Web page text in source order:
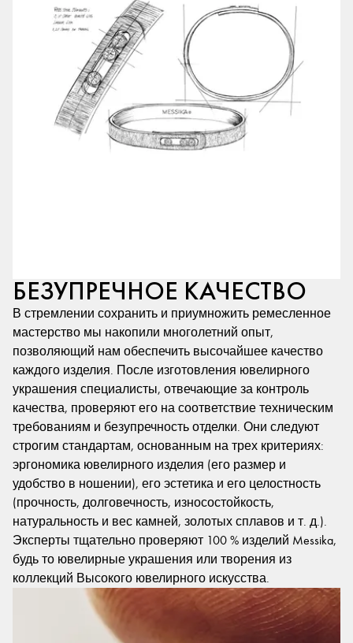
БЕЗУПРЕЧНОЕ КАЧЕСТВО
В стремлении сохранить и приумножить ремесленное
мастерство мы накопили многолетний опыт,
позволяющий нам обеспечить высочайшее качество
каждого изделия. После изготовления ювелирного
украшения специалисты, отвечающие за контроль
качества, проверяют его на соответствие техническим
требованиям и безупречность отделки. Они следуют
строгим стандартам, основанным на трех критериях:
эргономика ювелирного изделия (его размер и
удобство в ношении), его эстетика и его целостность
(прочность, долговечность, износостойкость,
натуральность и вес камней, золотых сплавов и т. д.).
Эксперты тщательно проверяют 100 % изделий Messika,
будь то ювелирные украшения или творения из
коллекций Высокого ювелирного искусства.